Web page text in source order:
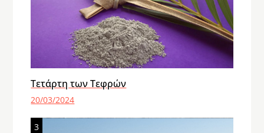
Τετάρτη των Τεφρών
20/03/2024
3